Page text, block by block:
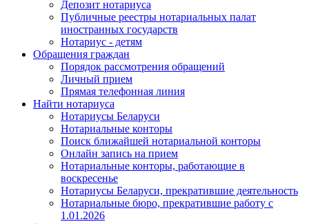
Депозит нотариуса
Публичные реестры нотариальных палат
иностранных государств
Нотариус - детям
Обращения граждан
Порядок рассмотрения обращений
Личный прием
Прямая телефонная линия
Найти нотариуса
Нотариусы Беларуси
Нотариальные конторы
Поиск ближайшей нотариальной конторы
Онлайн запись на прием
Нотариальные конторы, работающие в
воскресенье
Нотариусы Беларуси, прекратившие деятельность
Нотариальные бюро, прекратившие работу с
1.01.2026